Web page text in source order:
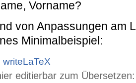
Vorname?
von Anpassungen am
Minimalbeispiel:
writeLaTeX
editierbar zum Übersetzen: